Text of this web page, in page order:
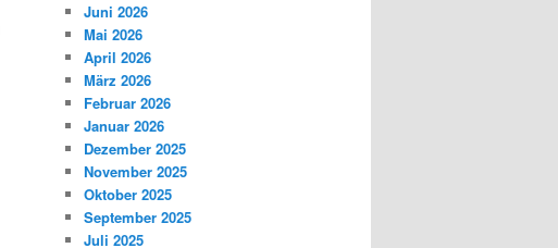
Juni 2026
Mai 2026
April 2026
März 2026
Februar 2026
Januar 2026
Dezember 2025
November 2025
Oktober 2025
September 2025
Juli 2025